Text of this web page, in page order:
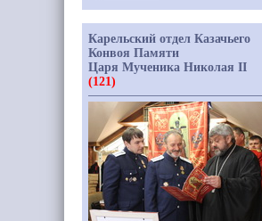
Карельский отдел Казачьего
Конвоя Памяти
Царя Мученика Николая II
(121)